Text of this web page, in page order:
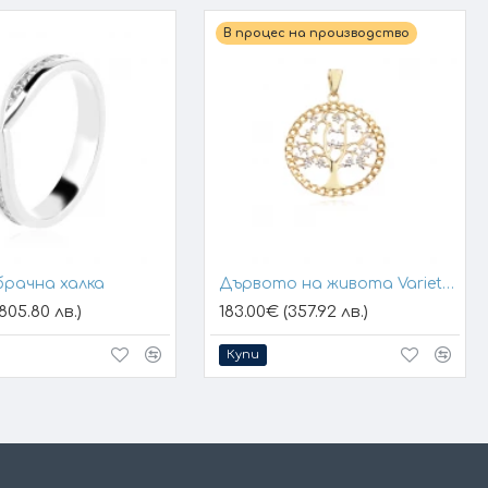
халка
лв.)
В процес на производство
Дървото на живота Variety 1
183.00€ (357.92 лв.)
Купи